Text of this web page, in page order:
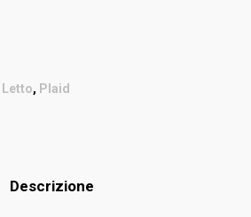
Letto, Plaid
Descrizione